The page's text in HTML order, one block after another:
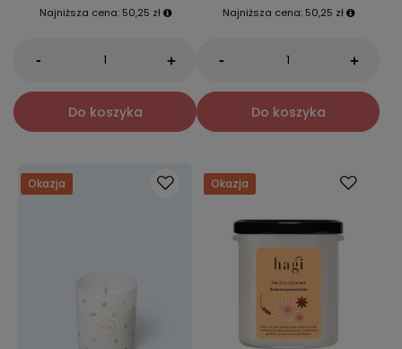
Najniższa cena: 50,25 zł
- +
Do koszyka
Najniższa cena: 50,25 zł
- +
Do koszyka
Okazja Okazja